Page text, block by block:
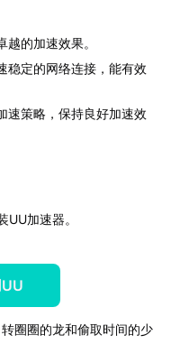
的加速效果。
稳定的网络连接，能有效
速策略，保持良好加速效
加速器。
圈圈的龙和偷取时间的少